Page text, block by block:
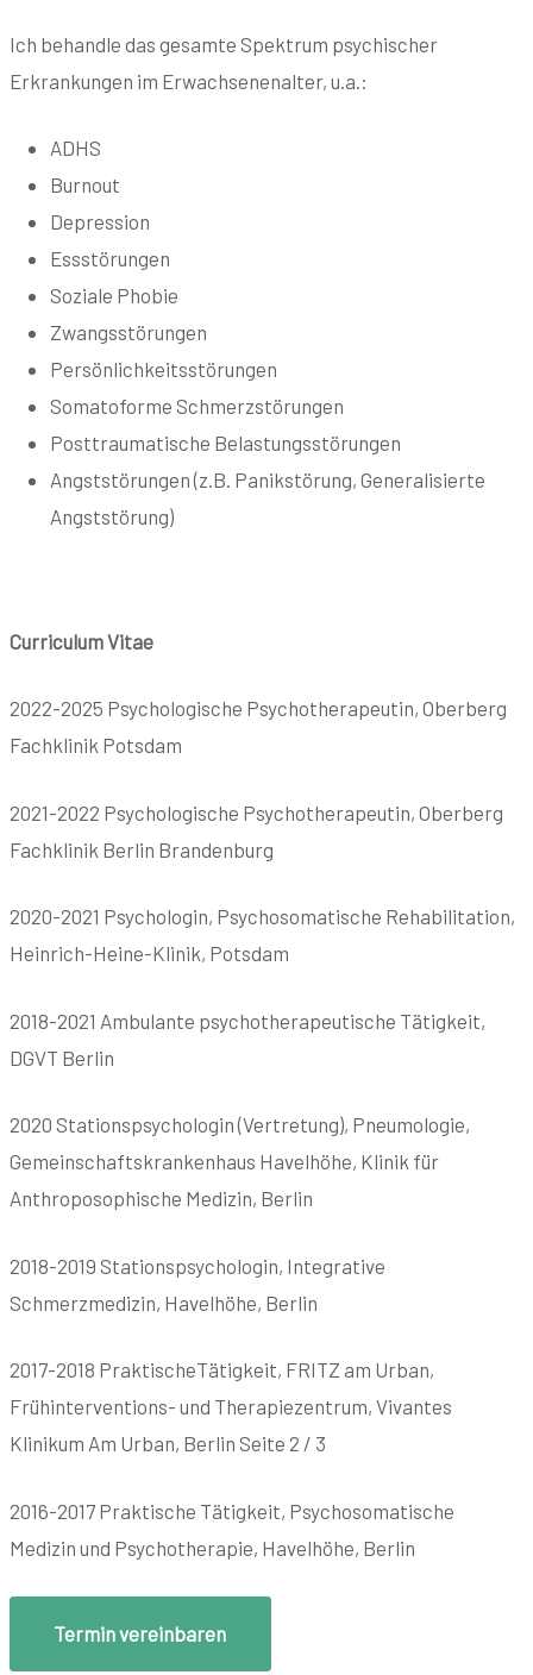
Ich behandle das gesamte Spektrum psychischer
Erkrankungen im Erwachsenenalter, u.a.:
ADHS
Burnout
Depression
Essstörungen
Soziale Phobie
Zwangsstörungen
Persönlichkeitsstörungen
Somatoforme Schmerzstörungen
Posttraumatische Belastungsstörungen
Angststörungen (z.B. Panikstörung, Generalisierte
Angststörung)
Curriculum Vitae
2022-2025 Psychologische Psychotherapeutin, Oberberg
Fachklinik Potsdam
2021-2022 Psychologische Psychotherapeutin, Oberberg
Fachklinik Berlin Brandenburg
2020-2021 Psychologin, Psychosomatische Rehabilitation,
Heinrich-Heine-Klinik, Potsdam
2018-2021 Ambulante psychotherapeutische Tätigkeit,
DGVT Berlin
2020 Stationspsychologin (Vertretung), Pneumologie,
Gemeinschaftskrankenhaus Havelhöhe, Klinik für
Anthroposophische Medizin, Berlin
2018-2019 Stationspsychologin, Integrative
Schmerzmedizin, Havelhöhe, Berlin
2017-2018 PraktischeTätigkeit, FRITZ am Urban,
Frühinterventions- und Therapiezentrum, Vivantes
Klinikum Am Urban, Berlin Seite 2 / 3
2016-2017 Praktische Tätigkeit, Psychosomatische
Medizin und Psychotherapie, Havelhöhe, Berlin
Termin vereinbaren